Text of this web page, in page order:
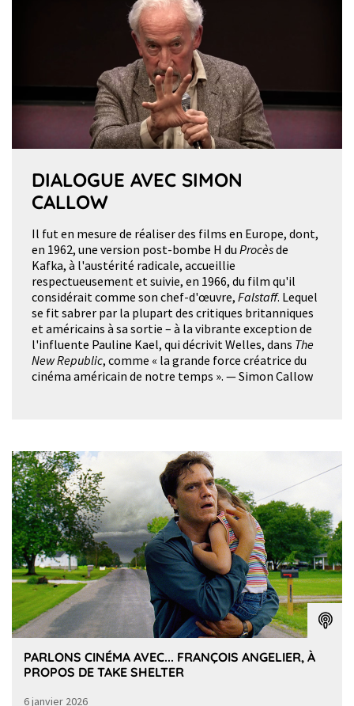
DIALOGUE AVEC SIMON
CALLOW
Il fut en mesure de réaliser des films en Europe, dont,
en 1962, une version post-bombe H du Procèsde
Kafka, à l'austérité radicale, accueillie
respectueusement et suivie, en 1966, du film qu'il
considérait comme son chef-d'œuvre, Falstaff. Lequel
se fit sabrer par la plupart des critiques britanniques
et américains à sa sortie – à la vibrante exception de
l'influente Pauline Kael, qui décrivit Welles, dans The
New Republic, comme « la grande force créatrice du
cinéma américain de notre temps ». — Simon Callow
PARLONS CINÉMA AVEC... FRANÇOIS ANGELIER, À
PROPOS DE TAKE SHELTER
6 janvier 2026